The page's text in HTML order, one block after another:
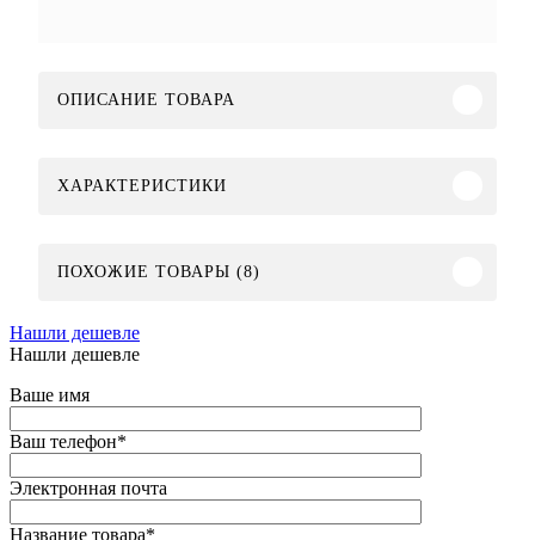
ОПИСАНИЕ ТОВАРА
ХАРАКТЕРИСТИКИ
ПОХОЖИЕ ТОВАРЫ (8)
Нашли дешевле
Нашли дешевле
Ваше имя
Ваш телефон*
Электронная почта
Название товара*